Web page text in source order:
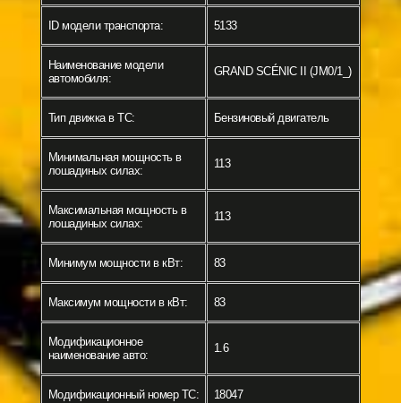
ID модели транспорта: 5133
Наименование модели
автомобиля:
GRAND SCÉNIC II (JM0/1_)
Тип движка в ТС: Бензиновый двигатель
Минимальная мощность в
лошадиных силах:
113
Максимальная мощность в
лошадиных силах:
113
Минимум мощности в кВт: 83
Максимум мощности в кВт: 83
Модификационное
наименование авто:
1.6
Модификационный номер ТС: 18047